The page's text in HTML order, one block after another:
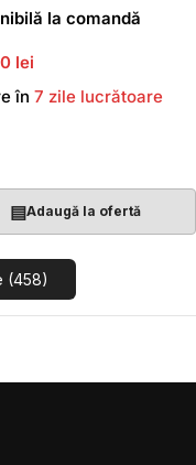
la comandă
lei
în 7 zile lucrătoare
▤Adaugă la ofertă
(458)